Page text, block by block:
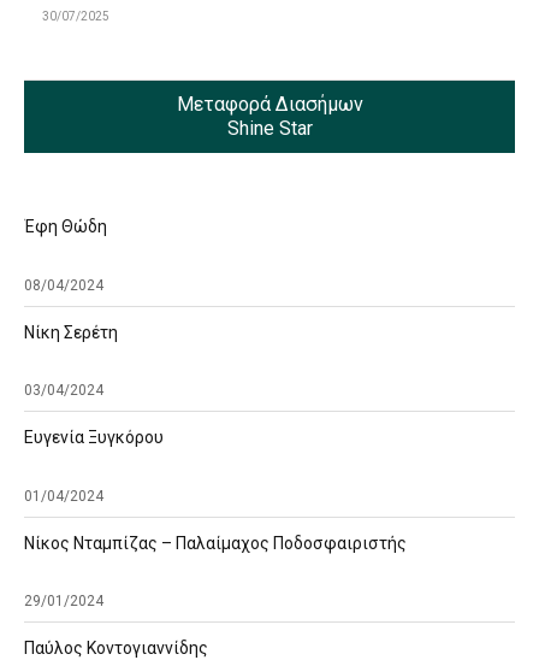
30/07/2025
Μεταφορά Διασήμων
Shine Star
Έφη Θώδη
08/04/2024
Νίκη Σερέτη
03/04/2024
Ευγενία Ξυγκόρου
01/04/2024
Νίκος Νταμπίζας – Παλαίμαχος Ποδοσφαιριστής
29/01/2024
Παύλος Κοντογιαννίδης